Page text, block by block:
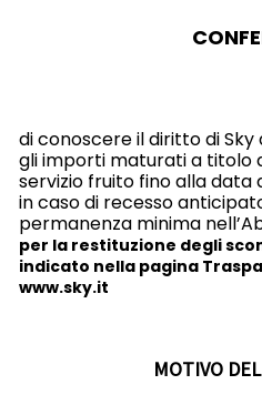
di conoscere il diritto di
gli importi maturati a titolo
servizio fruito fino alla data
in caso di recesso
permanenza minima
per la restituzione degli
indicato nella pagina
www.sky.it
MOTIVO